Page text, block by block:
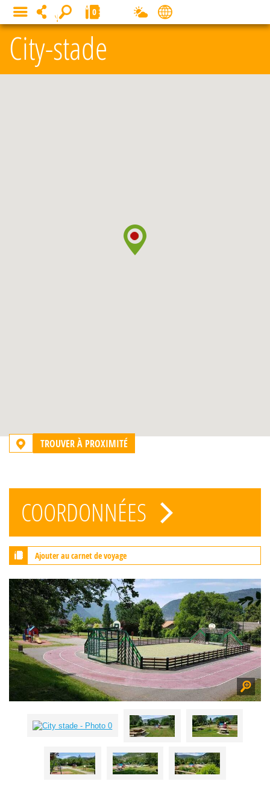
City-stade
TROUVER À PROXIMITÉ
COORDONNÉES
Ajouter au carnet de voyage
MENU 0
Panneau de gestion des cookies